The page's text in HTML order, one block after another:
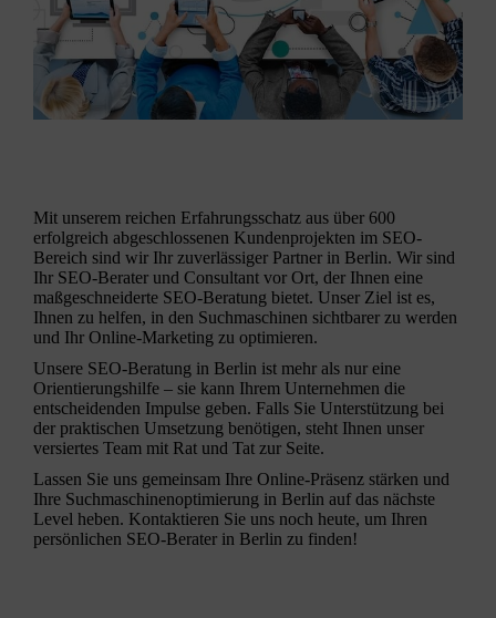
Mit unserem reichen Erfahrungsschatz aus über 600
erfolgreich abgeschlossenen Kundenprojekten im SEO-
Bereich sind wir Ihr zuverlässiger Partner in Berlin. Wir sind
Ihr SEO-Berater und Consultant vor Ort, der Ihnen eine
maßgeschneiderte SEO-Beratung bietet. Unser Ziel ist es,
Ihnen zu helfen, in den Suchmaschinen sichtbarer zu werden
und Ihr Online-Marketing zu optimieren.
Unsere SEO-Beratung in Berlin ist mehr als nur eine
Orientierungshilfe – sie kann Ihrem Unternehmen die
entscheidenden Impulse geben. Falls Sie Unterstützung bei
der praktischen Umsetzung benötigen, steht Ihnen unser
versiertes Team mit Rat und Tat zur Seite.
Lassen Sie uns gemeinsam Ihre Online-Präsenz stärken und
Ihre Suchmaschinenoptimierung in Berlin auf das nächste
Level heben. Kontaktieren Sie uns noch heute, um Ihren
persönlichen SEO-Berater in Berlin zu finden!